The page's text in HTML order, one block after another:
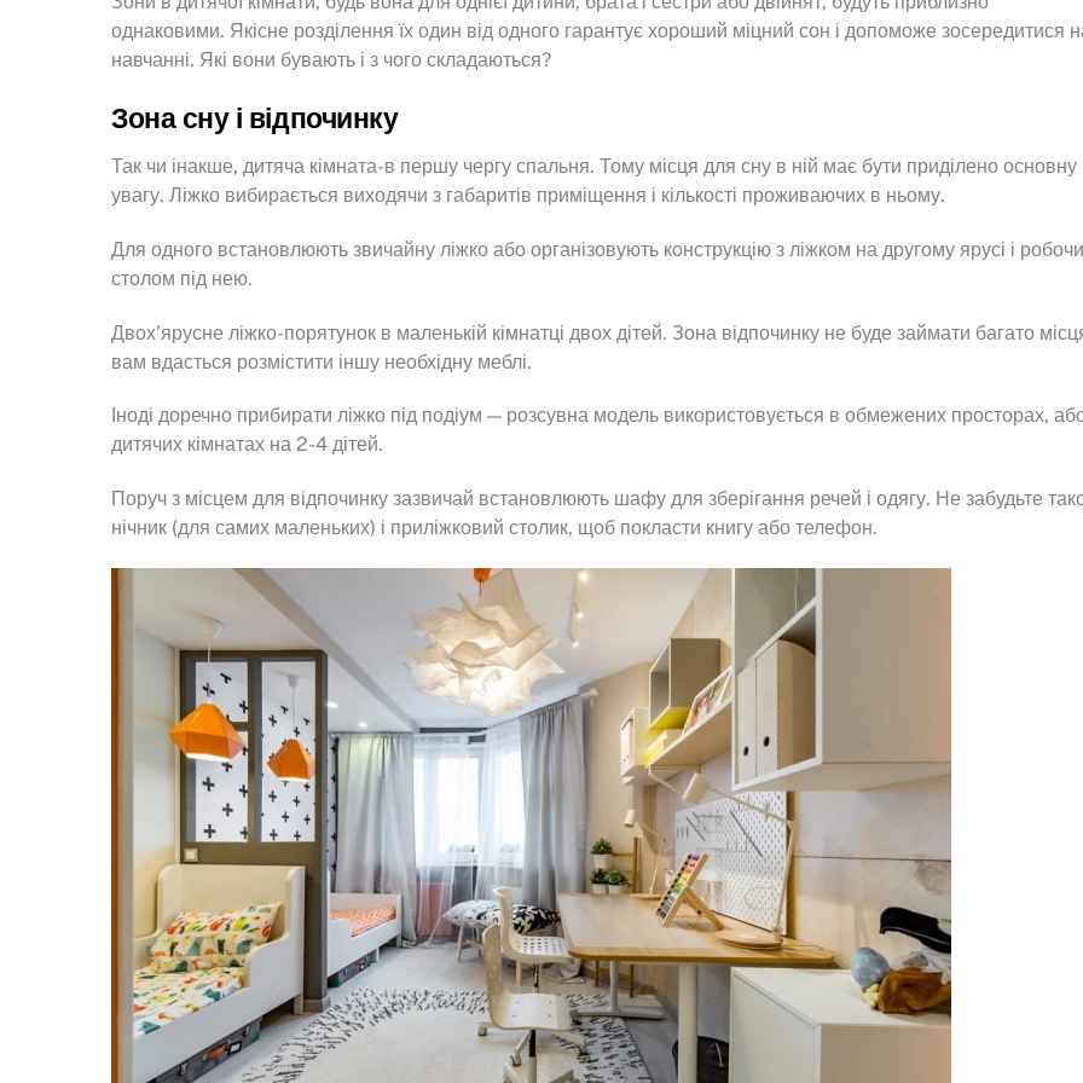
однаковими. Якісне розділення їх один від одного гарантує хороший міцний сон і допоможе зосередитися
навчанні. Які вони бувають і з чого складаються?
Зона сну і відпочинку
Так чи інакше, дитяча кімната-в першу чергу спальня. Тому місця для сну в ній має бути приділено основну
увагу. Ліжко вибирається виходячи з габаритів приміщення і кількості проживаючих в ньому.
Для одного встановлюють звичайну ліжко або організовують конструкцію з ліжком на другому ярусі і
столом під нею.
Двох’ярусне ліжко-порятунок в маленькій кімнатці двох дітей. Зона відпочинку не буде займати багато
вам вдасться розмістити іншу необхідну меблі.
Іноді доречно прибирати ліжко під подіум — розсувна модель використовується в обмежених просторах,
дитячих кімнатах на 2-4 дітей.
Поруч з місцем для відпочинку зазвичай встановлюють шафу для зберігання речей і одягу. Не забудьте
нічник (для самих маленьких) і приліжковий столик, щоб покласти книгу або телефон.